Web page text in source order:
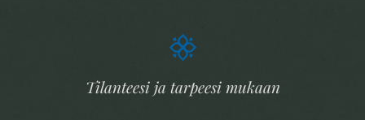
Tilanteesi ja tarpeesi mukaan